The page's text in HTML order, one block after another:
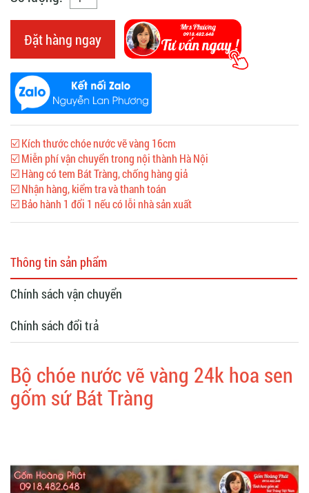
Đặt hàng ngay
☑️ Kích thước chóe nước vẽ vàng 16cm
☑️ Miễn phí vận chuyển trong nội thành Hà Nội
☑️ Hàng có tem Bát Tràng, chống hàng giả
☑️ Nhận hàng, kiểm tra và thanh toán
☑️ Bảo hành 1 đổi 1 nếu có lỗi nhà sản xuất
Thông tin sản phẩm
Chính sách vận chuyển
Chính sách đổi trả
Bộ chóe nước vẽ vàng 24k hoa sen
gốm sứ Bát Tràng